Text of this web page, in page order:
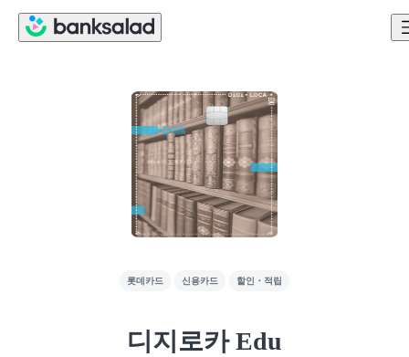
롯데카드 신용카드 할인・적립
디지로카 Edu